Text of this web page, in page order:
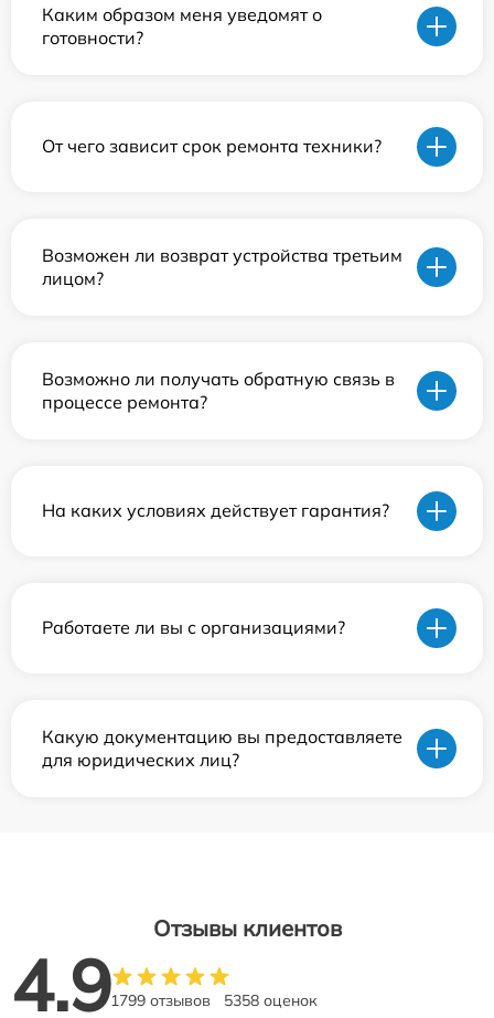
Каким образом меня уведомят о
готовности?
От чего зависит срок ремонта техники?
Возможен ли возврат устройства третьим
лицом?
Возможно ли получать обратную связь в
процессе ремонта?
На каких условиях действует гарантия?
Работаете ли вы с организациями?
Какую документацию вы предоставляете
для юридических лиц?
Отзывы клиентов
4.91799 отзывов 5358 оценок